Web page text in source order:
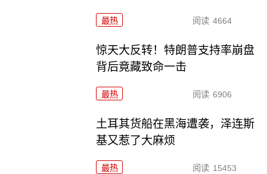
最热 阅读 4664
惊天大反转！特朗普支持率崩盘
背后竟藏致命一击
最热 阅读 6906
土耳其货船在黑海遭袭，泽连斯
基又惹了大麻烦
最热 阅读 15453